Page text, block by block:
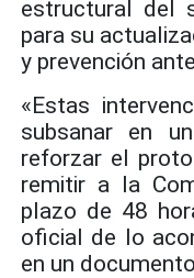
estructural del
para su
y prevención
«Estas
subsanar en
reforzar el
remitir a la
plazo de 48
oficial de lo
en un